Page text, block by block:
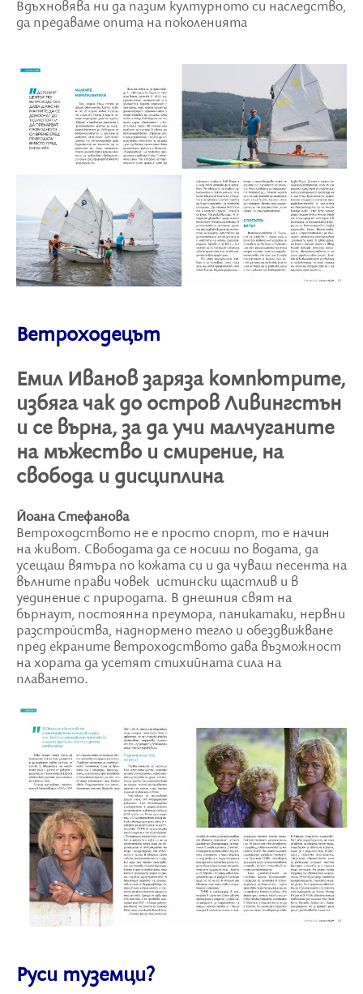
Вдъхновява ни да пазим културното си наследство,
да предаваме опита на поколенията
Ветроходецът
Емил Иванов заряза компютрите,
избяга чак до остров Ливингстън
и се върна, за да учи малчуганите
на мъжество и смирение, на
свобода и дисциплина
Йоана Стефанова
Ветроходството не е просто спорт, то е начин
на живот. Свободата да се носиш по водата, да
усещаш вятъра по кожата си и да чуваш песента на
вълните прави човек истински щастлив и в
уединение с природата. В днешния свят на
бърнаут, постоянна преумора, паникатаки, нервни
разстройства, наднормено тегло и обездвижване
пред екраните ветроходството дава възможност
на хората да усетят стихийната сила на
плаването.
Руси туземци?